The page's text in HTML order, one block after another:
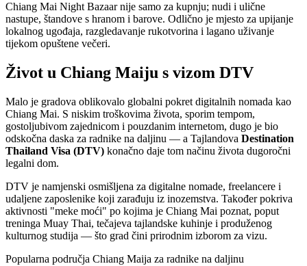
Chiang Mai Night Bazaar nije samo za kupnju; nudi i ulične
nastupe, štandove s hranom i barove. Odlično je mjesto za upijanje
lokalnog ugođaja, razgledavanje rukotvorina i lagano uživanje
tijekom opuštene večeri.
Život u Chiang Maiju s vizom DTV
Malo je gradova oblikovalo globalni pokret digitalnih nomada kao
Chiang Mai. S niskim troškovima života, sporim tempom,
gostoljubivom zajednicom i pouzdanim internetom, dugo je bio
odskočna daska za radnike na daljinu — a Tajlandova Destination
Thailand Visa (DTV) konačno daje tom načinu života dugoročni
legalni dom.
DTV je namjenski osmišljena za digitalne nomade, freelancere i
udaljene zaposlenike koji zarađuju iz inozemstva. Također pokriva
aktivnosti "meke moći" po kojima je Chiang Mai poznat, poput
treninga Muay Thai, tečajeva tajlandske kuhinje i produženog
kulturnog studija — što grad čini prirodnim izborom za vizu.
Popularna područja Chiang Maija za radnike na daljinu